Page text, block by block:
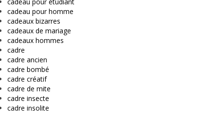
cadeau pour homme
cadeaux bizarres
cadeaux de mariage
cadeaux hommes
cadre
cadre ancien
cadre bombé
cadre créatif
cadre de mite
cadre insecte
cadre insolite